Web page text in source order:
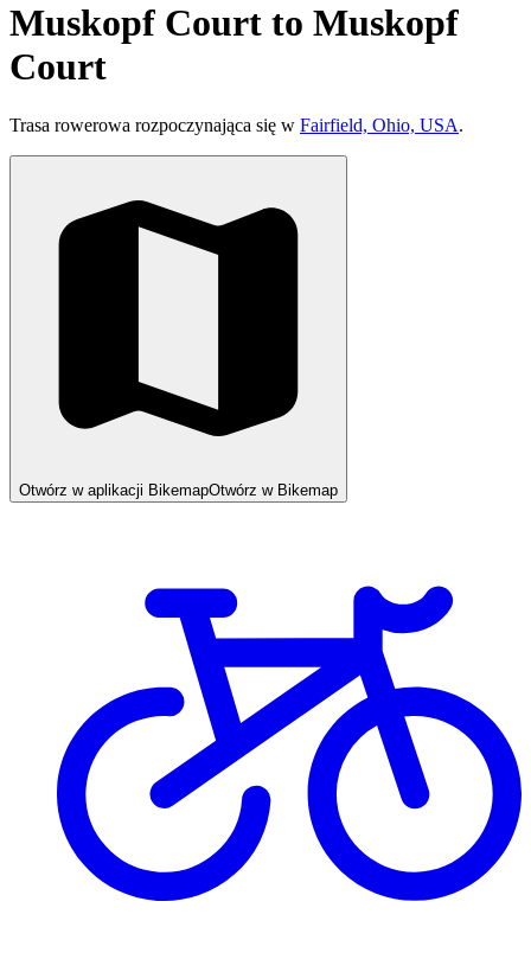
Muskopf Court to Muskopf
Court
Trasa rowerowa rozpoczynająca się w Fairfield, Ohio, USA.
Otwórz w aplikacji BikemapOtwórz w Bikemap